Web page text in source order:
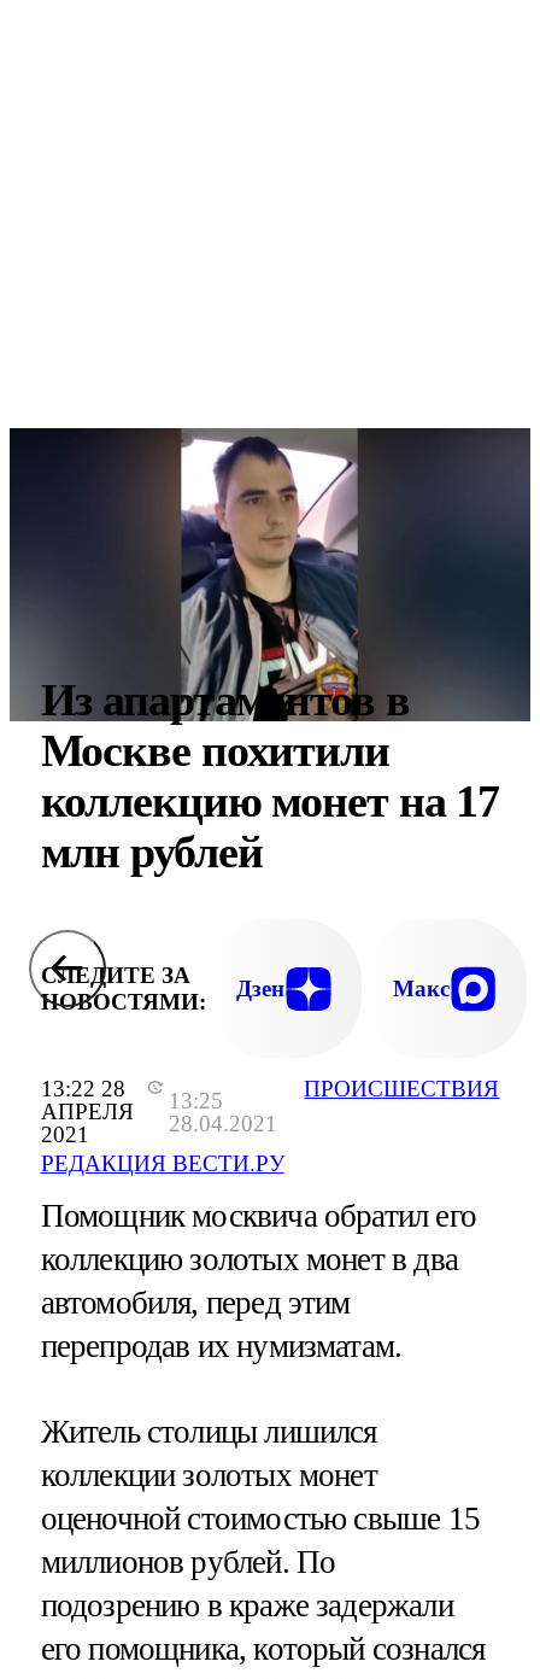
13:22 28
АПРЕЛЯ
2021
13:25
28.04.2021
РЕДАКЦИЯ ВЕСТИ.РУ
ПРОИСШЕСТВИЯ
Из апартаментов в
Москве похитили
коллекцию монет на 17
млн рублей
СЛЕДИТЕ ЗА
НОВОСТЯМИ:
Дзен Макс
Помощник москвича обратил его
коллекцию золотых монет в два
автомобиля, перед этим
перепродав их нумизматам.
Житель столицы лишился
коллекции золотых монет
оценочной стоимостью свыше 15
миллионов рублей. По
подозрению в краже задержали
его помощника, который сознался